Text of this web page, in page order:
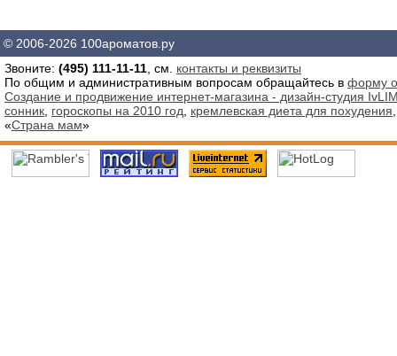
© 2006-2026 100ароматов.ру
Звоните: (495) 111-11-11 , см. контакты и реквизиты
По общим и административным вопросам обращайтесь в форму
Создание и продвижение интернет-магазина - дизайн-студия
сонник гороскопы на 2010 год кремлевская диета для похудения
«Страна мам»